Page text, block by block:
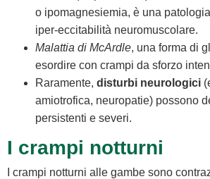
o ipomagnesiemia, è una
iper‑eccitabilità neuromuscolare.
Malattia di McArdle, una forma di
esordire con crampi da sforzo
Raramente, disturbi neurologici
amiotrofica, neuropatie) possono
persistenti e severi.
I crampi notturni
I crampi notturni alle gambe sono